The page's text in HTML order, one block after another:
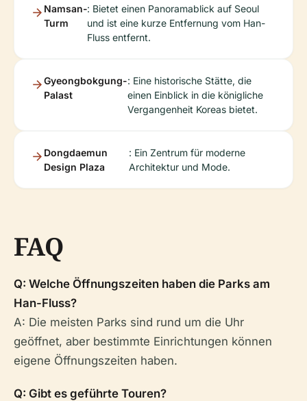
Namsan-
Turm
: Bietet einen Panoramablick auf Seoul
und ist eine kurze Entfernung vom Han-
Fluss entfernt.
Gyeongbokgung-
Palast
: Eine historische Stätte, die
einen Einblick in die königliche
Vergangenheit Koreas bietet.
Dongdaemun
Design Plaza
: Ein Zentrum für moderne
Architektur und Mode.
FAQ
Q: Welche Öffnungszeiten haben die Parks am
Han-Fluss?
A: Die meisten Parks sind rund um die Uhr
geöffnet, aber bestimmte Einrichtungen können
eigene Öffnungszeiten haben.
Q: Gibt es geführte Touren?